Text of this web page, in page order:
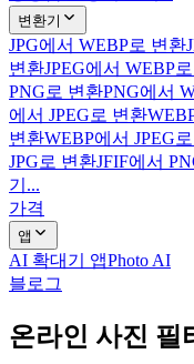
변환기
JPG에서 WEBP로 변환
변환JPEG에서 WEBP
PNG로 변환PNG에서
에서 JPEG로 변환
변환WEBP에서 JPEG
JPG로 변환JFIF에서
기...
가격
앱
AI 확대기 앱Photo AI
블로그
온라인 사진 필